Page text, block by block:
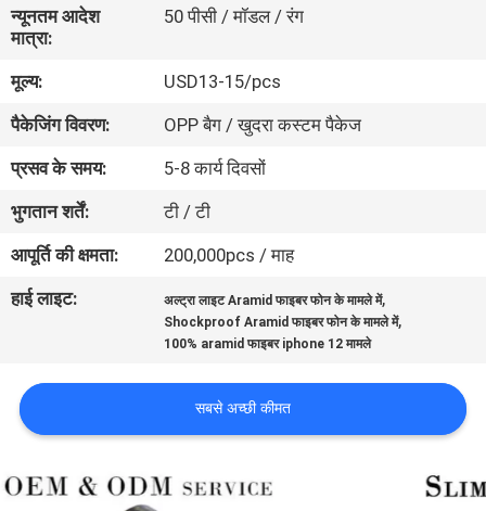
हमारे
बारे
में
गुणवत्ता
नियंत्रण
संपर्क
करें
समाचार
न्यूनतम आदेश
मात्रा:
50 पीसी / मॉडल / रंग
मूल्य:
USD13-15/pcs
पैकेजिंग विवरण:
OPP बैग / खुदरा कस्टम पैकेज
प्रसव के समय:
5-8 कार्य दिवसों
भुगतान शर्तें:
टी / टी
आपूर्ति की क्षमता:
200,000pcs / माह
हाई लाइट:
अल्ट्रा लाइट Aramid फाइबर फोन के मामले में,
Shockproof Aramid फाइबर फोन के मामले में,
100% aramid फाइबर iphone 12 मामले
सबसे अच्छी कीमत